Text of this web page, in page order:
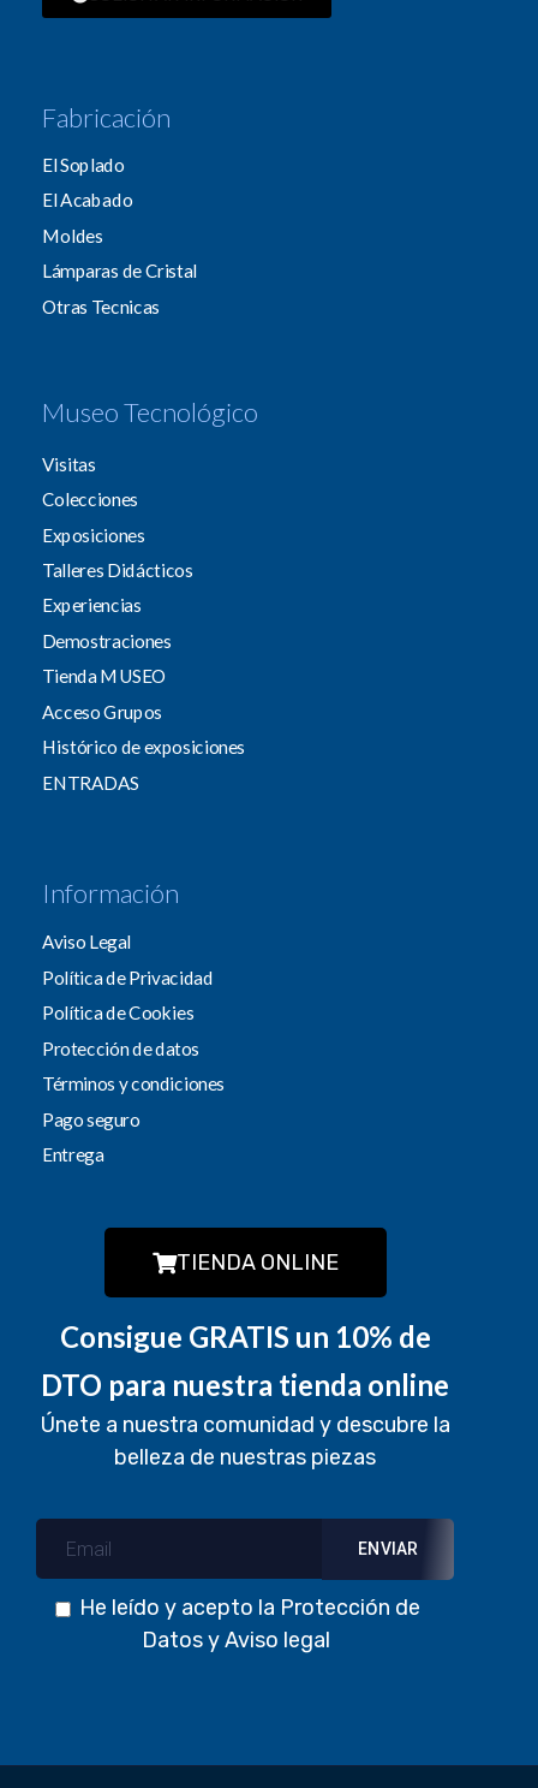
Fabricación
El Soplado
El Acabado
Moldes
Lámparas de Cristal
Otras Tecnicas
Museo Tecnológico
Visitas
Colecciones
Exposiciones
Talleres Didácticos
Experiencias
Demostraciones
Tienda MUSEO
Acceso Grupos
Histórico de exposiciones
ENTRADAS
Información
Aviso Legal
Política de Privacidad
Política de Cookies
Protección de datos
Términos y condiciones
Pago seguro
Entrega
TIENDA ONLINE
Consigue GRATIS un 10% de
DTO para nuestra tienda online
Únete a nuestra comunidad y descubre la
belleza de nuestras piezas
He leído y acepto la Protección de
DatosyAviso legal